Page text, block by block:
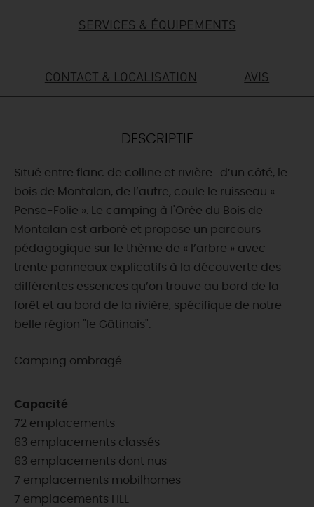
DEMAIN
CE WEEK-END
CETTE SEMAINE
TOUT L'AGENDA
SERVICES & ÉQUIPEMENTS
CONTACT & LOCALISATION AVIS
DESCRIPTIF
Situé entre flanc de colline et rivière : d’un côté, le
bois de Montalan, de l’autre, coule le ruisseau «
Pense-Folie ». Le camping à l'Orée du Bois de
Montalan est arboré et propose un parcours
pédagogique sur le thème de « l’arbre » avec
trente panneaux explicatifs à la découverte des
différentes essences qu’on trouve au bord de la
forêt et au bord de la rivière, spécifique de notre
belle région "le Gâtinais".
Camping ombragé
Capacité
72 emplacements
63 emplacements classés
63 emplacements dont nus
7 emplacements mobilhomes
7 emplacements HLL